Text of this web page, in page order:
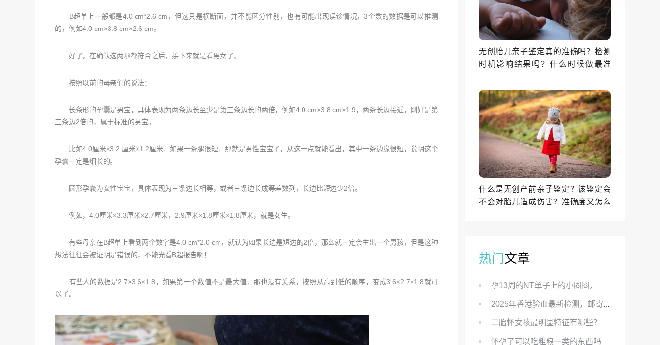
B超单上一般都是4.0 cm*2.6 cm，但这只是横断面，并不能区分性别，也有可能出现误诊情况，3个数的数据是可以推测
的，例如4.0 cm×3.8 cm×2.6 cm。
好了，在确认这两项都符合之后，接下来就是看男女了。
按照以前的母亲们的说法：
长条形的孕囊是男宝，具体表现为两条边长至少是第三条边长的两倍，例如4.0 cm×3.8 cm×1.9，两条长边接近，刚好是第
三条边2倍的，属于标准的男宝。
比如4.0厘米×3.2.厘米×1.2厘米，如果一条腿很短，那就是男性宝宝了，从这一点就能看出，其中一条边缘很短，说明这个
孕囊一定是细长的。
圆形孕囊为女性宝宝，具体表现为三条边长相等，或者三条边长成等差数列，长边比短边少2倍。
例如，4.0厘米×3.3厘米×2.7厘米，2.9厘米×1.8厘米×1.8厘米，就是女生。
有些母亲在B超单上看到两个数字是4.0 cm*2.0 cm，就认为如果长边是短边的2倍，那么就一定会生出一个男孩，但是这种
想法往往会被证明是错误的，不能光看B超报告啊！
有些人的数据是2.7×3.6×1.8，如果第一个数值不是最大值，那也没有关系，按照从高到低的顺序，变成3.6×2.7×1.8就可
以了。
无创胎儿亲子鉴定真的准确吗？检测
时机影响结果吗？什么时候做最准
什么是无创产前亲子鉴定？该鉴定会
不会对胎儿造成伤害？准确度又怎么
热门文章